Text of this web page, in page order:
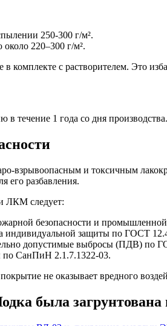
250-300 г/м².
220–300 г/м².
комплекте с растворителем. Это
в течение 1 года со дня производства.
взрывоопасным и токсичным
его разбавления.
ЛКМ следует:
безопасности и
индивидуальной защиты по ГОСТ
допустимые выбросы (ПДВ) по
по СанПиН 2.1.7.1322-03.
не оказывает вредного
была